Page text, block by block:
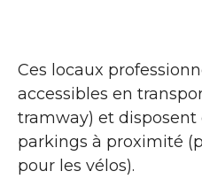
Ces locaux
accessibles en
tramway) et disposent
parkings à proximité
pour les vélos).